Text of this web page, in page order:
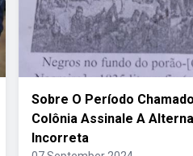
Sobre O Período
Colônia Assinale A
Incorreta